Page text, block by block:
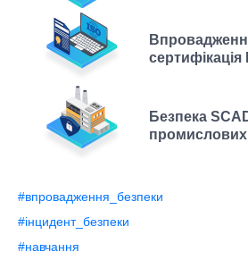
сертифікація
Безпека
промислових
#впровадження_безпеки
#інцидент_безпеки
#навчання